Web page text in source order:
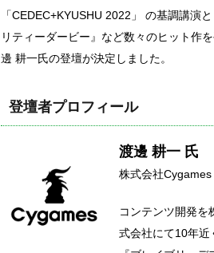
「CEDEC+KYUSHU 2022」 の基調講演
リティーダービー』など数々のヒット作
邊 耕一氏の登壇が決定しました。
登壇者プロフィール
渡邊 耕一 氏
株式会社
コンテンツ開発を
式会社にて10年近